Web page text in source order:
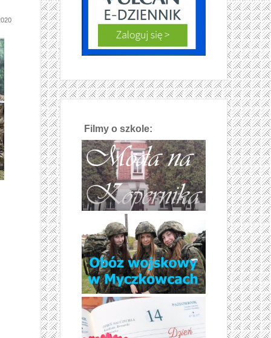
Filmy o szkole: